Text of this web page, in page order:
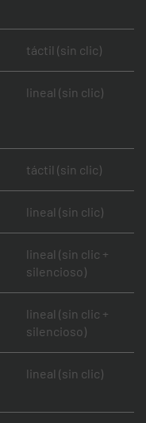
táctil (sin clic)
lineal (sin clic)
táctil (sin clic)
lineal (sin clic)
lineal (sin clic +
silencioso)
lineal (sin clic +
silencioso)
lineal (sin clic)